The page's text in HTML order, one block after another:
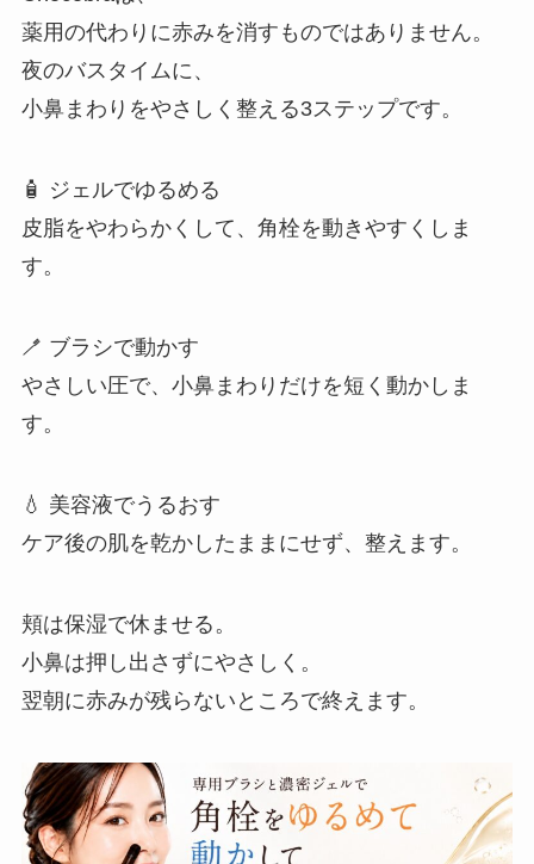
薬用の代わりに赤みを消すものではありません。
夜のバスタイムに、
小鼻まわりをやさしく整える3ステップです。
🧴 ジェルでゆるめる
皮脂をやわらかくして、角栓を動きやすくしま
す。
🪥 ブラシで動かす
やさしい圧で、小鼻まわりだけを短く動かしま
す。
💧 美容液でうるおす
ケア後の肌を乾かしたままにせず、整えます。
頬は保湿で休ませる。
小鼻は押し出さずにやさしく。
翌朝に赤みが残らないところで終えます。